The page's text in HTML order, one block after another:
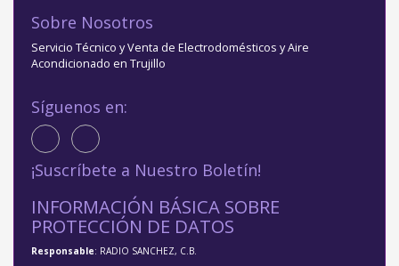
Sobre Nosotros
Servicio Técnico y Venta de Electrodomésticos y Aire
Acondicionado en Trujillo
Síguenos en:
¡Suscríbete a Nuestro Boletín!
INFORMACIÓN BÁSICA SOBRE
PROTECCIÓN DE DATOS
Responsable: RADIO SANCHEZ, C.B.